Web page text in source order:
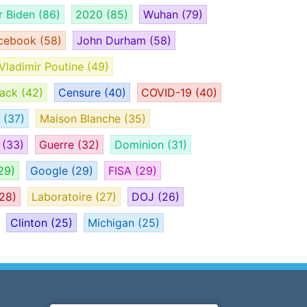
Biden (86) 2020 (85) Wuhan (79)
(58) John Durham (58)
Poutine (49)
(42) Censure (40) COVID-19 (40)
(37) Maison Blanche (35)
(33) Guerre (32) Dominion (31)
Google (29) FISA (29)
Laboratoire (27) DOJ (26)
Clinton (25) Michigan (25)